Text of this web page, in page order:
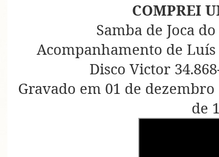
COMPREI
Samba de Joca
Acompanhamento de
Disco Victor
Gravado em 01 de
de